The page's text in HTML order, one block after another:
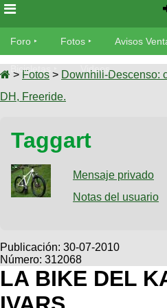
Foro
Foro
TÃ©cnica
Fotos
tu foto
Galeria
XC
Viajes
Descenso
SUBÃ
tu
Buscar
Ultimos
Fotos
BicicleterÃ­
as
Bicicletas
Tandem
Videos
Cicloturismo
Foro Fotos Avisos
Bicicletas Videos
> Fotos > Downhill-Descenso:
DH, Freeride.
Taggart
Mensaje privado
Notas del usuario
Publicación: 30-07-2010
Número: 312068
LA BIKE DEL